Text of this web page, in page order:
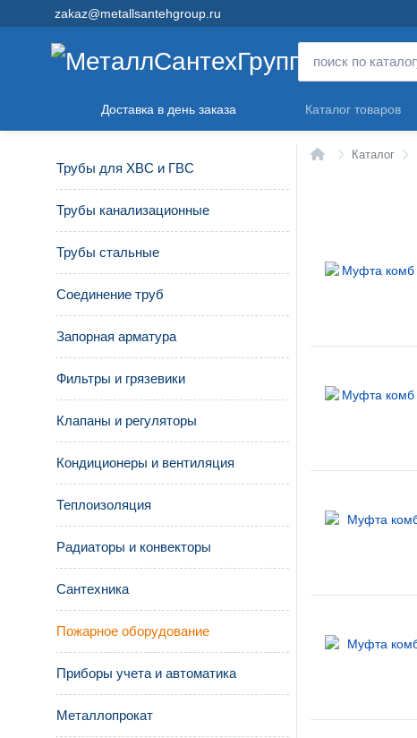
zakaz@metallsantehgroup.ru
Доставка в день заказа Каталог товаров
Трубы для ХВС и ГВС
Трубы канализационные
Трубы стальные
Соединение труб
Запорная арматура
Фильтры и грязевики
Клапаны и регуляторы
Кондиционеры и вентиляция
Теплоизоляция
Радиаторы и конвекторы
Сантехника
Пожарное оборудование
Приборы учета и автоматика
Металлопрокат
ГлавнаяКаталог